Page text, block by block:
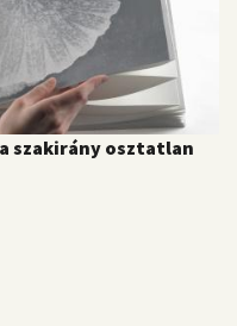
szakirány osztatlan